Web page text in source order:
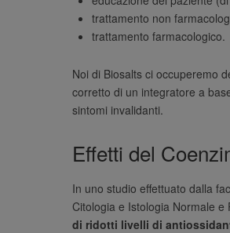
trattamento non
trattamento farmacologico.
Noi di Biosalts ci occuperemo
corretto di un integratore a
sintomi invalidanti.
Effetti del
In uno studio effettuato dalla
Citologia e Istologia Normale
di ridotti livelli di